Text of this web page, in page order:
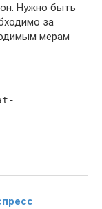
Нужно быть
за
мерам